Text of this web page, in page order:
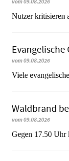
Nutzer kritisieren
Evangelische
vom 09.08.2026
Viele
Waldbrand
vom 09.08.2026
Gegen 17.50 Uhr